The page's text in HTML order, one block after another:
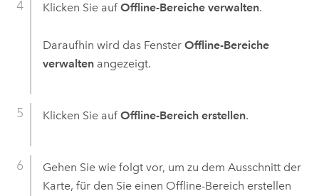
Klicken Sie auf Offline-Bereiche verwalten.
Daraufhin wird das Fenster Offline-Bereiche
verwaltenangezeigt.
Klicken Sie auf Offline-Bereich erstellen.
Gehen Sie wie folgt vor, um zu dem Ausschnitt der
Karte, für den Sie einen Offline-Bereich erstellen